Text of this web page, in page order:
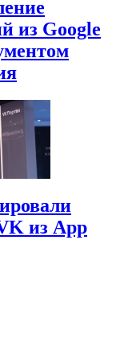
из Google
из App